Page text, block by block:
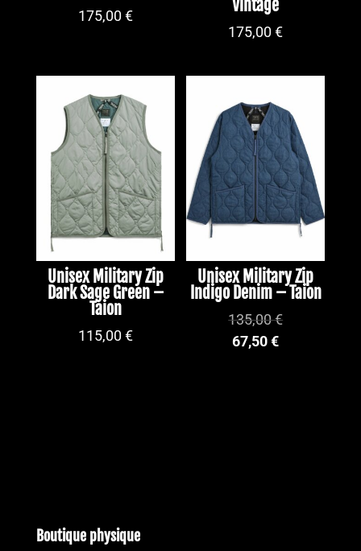
175,00€
Vintage
175,00€
Unisex Military Zip
Dark Sage Green –
Taion
115,00€
Unisex Military Zip
Indigo Denim – Taion
135,00€
67,50€
Boutique physique